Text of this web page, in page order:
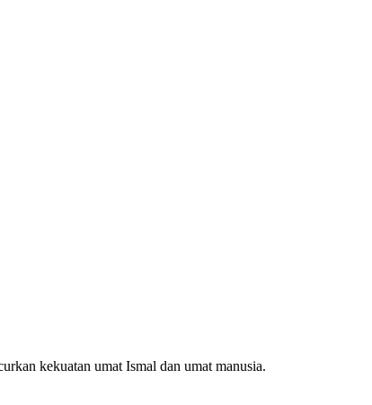
kekuatan umat Ismal dan umat manusia.